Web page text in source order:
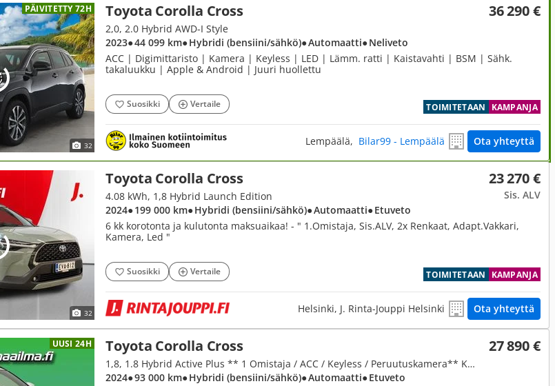
PÄIVITETTY 72H
32
Toyota Corolla Cross 36 290 €
TOIMITETAAN KAMPANJA
2,0, 2.0 Hybrid AWD-I Style
2023● 44 099 km● Hybridi (bensiini/sähkö)● Automaatti● Neliveto
ACC | Digimittaristo | Kamera | Keyless | LED | Lämm. ratti | Kaistavahti | BSM | Sähk.
takaluukku | Apple & Android | Juuri huollettu
Suosikki Vertaile
Lempäälä, Bilar99 - Lempäälä Ota yhteyttä
32
Toyota Corolla Cross 23 270 €
Sis. ALV
TOIMITETAAN KAMPANJA
4.08 kWh, 1,8 Hybrid Launch Edition
2024● 199 000 km● Hybridi (bensiini/sähkö)● Automaatti● Etuveto
6 kk korotonta ja kulutonta maksuaikaa! - " 1.Omistaja, Sis.ALV, 2x Renkaat, Adapt.Vakkari,
Kamera, Led "
Suosikki Vertaile
Helsinki, J. Rinta-Jouppi Helsinki Ota yhteyttä
UUSI 24H Toyota Corolla Cross 27 890 €
1,8, 1.8 Hybrid Active Plus ** 1 Omistaja / ACC / Keyless / Peruutuskamera** Korko alkaen 3,99%!
2024● 93 000 km● Hybridi (bensiini/sähkö)● Automaatti● Etuveto